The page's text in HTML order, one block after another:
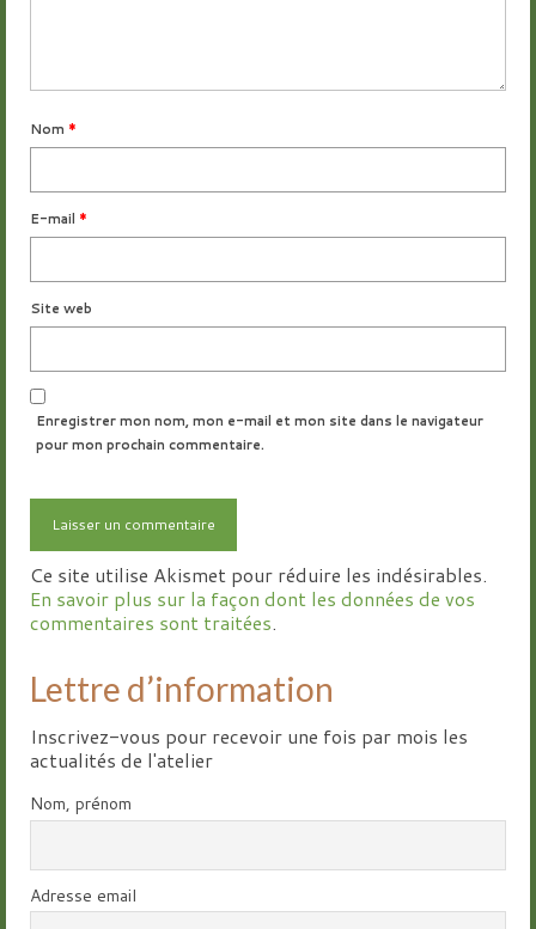
Nom *
E-mail *
Site web
Enregistrer mon nom, mon e-mail et mon site dans le navigateur
pour mon prochain commentaire.
Ce site utilise Akismet pour réduire les indésirables.
En savoir plus sur la façon dont les données de vos
commentaires sont traitées.
Lettre d’information
Inscrivez-vous pour recevoir une fois par mois les
actualités de l'atelier
Nom, prénom
Adresse email